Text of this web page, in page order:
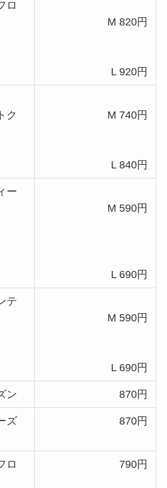
ロ
M 820円
L 920円
ク
M 740円
L 840円
ー
M 590円
L 690円
テ
M 590円
L 690円
ン 870円
ズ
870円
ロ
790円